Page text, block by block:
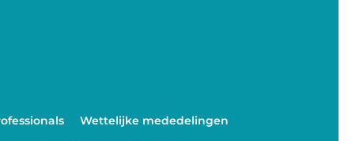
Wettelijke mededelingen